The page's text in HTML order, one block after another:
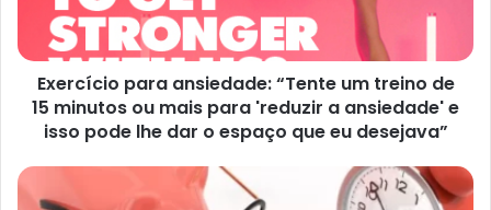
minutos
mais
para
a
ansiedade'
Exercício para ansiedade: “Tente um treino de
15 minutos ou mais para 'reduzir a ansiedade' e
isso pode lhe dar o espaço que eu desejava”
Como
fazer